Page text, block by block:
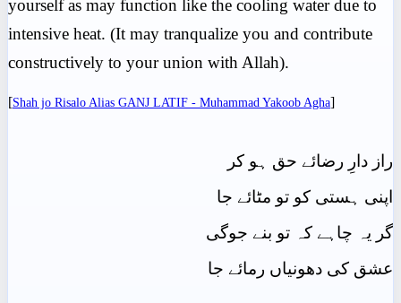
yourself as may function like the cooling water due to
intensive heat. (It may tranqualize you and contribute
constructively to your union with Allah).
[Shah jo Risalo Alias GANJ LATIF - Muhammad Yakoob Agha]
راز دارِ رضائے حق ہو کر
اپنی ہستی کو تو مٹائے جا
گر یہ چاہے کہ تو بنے جوگی
عشق کی دھونیاں رمائے جا